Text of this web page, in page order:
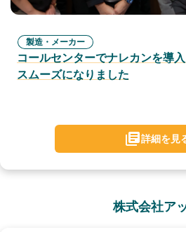
製造・メーカー
コールセンターでナレカンを導
スムーズになりました
詳細を見
株式会社ア